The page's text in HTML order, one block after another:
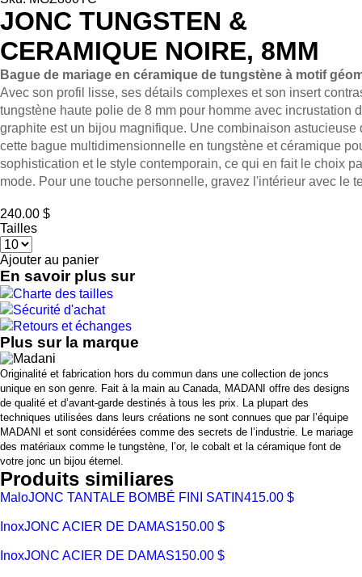
JONC TUNGSTEN &
CERAMIQUE NOIRE, 8MM
Bague de mariage en céramique de tungstène à motif
Avec son profil lisse, ses détails complexes et son insert
tungstène haute polie de 8 mm pour homme avec incrustation
graphite est un bijou magnifique. Une combinaison astucieuse
cette bague multidimensionnelle en tungstène et céramique
sophistication et le style contemporain, ce qui en fait le choix
mode. Pour une touche personnelle, gravez l'intérieur avec le
240.00 $
Tailles
Ajouter au panier
En savoir plus sur
Charte des tailles
Sécurité d'achat
Retours et échanges
Plus sur la marque
Originalité et fabrication hors du commun dans une collection de joncs
unique en son genre. Fait à la main au Canada, MADANI offre des designs
de qualité et d’avant-garde destinés à tous les prix. La plupart des
techniques utilisées dans leurs créations ne sont connues que par l’équipe
MADANI et sont considérées comme des secrets de l’industrie. Le mariage
des matériaux comme le tungstène, l’or, le cobalt et la céramique font de
votre jonc un bijou éternel.
Produits similiares
MaloJONC TANTALE BOMBÉ FINI SATIN415.00 $
InoxJONC ACIER DE DAMAS150.00 $
InoxJONC ACIER DE DAMAS150.00 $